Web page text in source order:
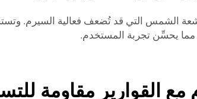
مما يحسِّن تجربة المستخدم.
مقاومة